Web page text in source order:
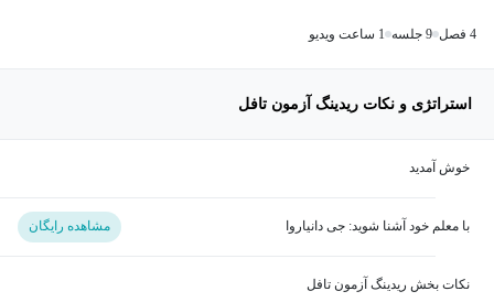
4 فصل 9 جلسه 1 ساعت ویدیو
استراتژی و نکات ریدینگ آزمون تافل
خوش آمدید
با معلم خود آشنا شوید: جی دانیاروا مشاهده رایگان
نکات بخش ریدینگ آزمون تافل